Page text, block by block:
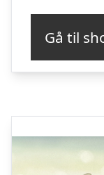
Gå til